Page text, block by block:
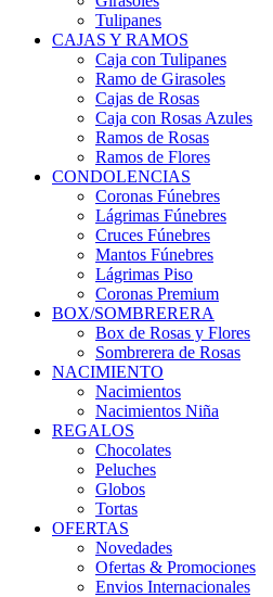
Tulipanes
CAJAS Y RAMOS
Caja con Tulipanes
Ramo de Girasoles
Cajas de Rosas
Caja con Rosas Azules
Ramos de Rosas
Ramos de Flores
CONDOLENCIAS
Coronas Fúnebres
Lágrimas Fúnebres
Cruces Fúnebres
Mantos Fúnebres
Lágrimas Piso
Coronas Premium
BOX/SOMBRERERA
Box de Rosas y Flores
Sombrerera de Rosas
NACIMIENTO
Nacimientos
Nacimientos Niña
REGALOS
Chocolates
Peluches
Globos
Tortas
OFERTAS
Novedades
Ofertas & Promociones
Envios Internacionales